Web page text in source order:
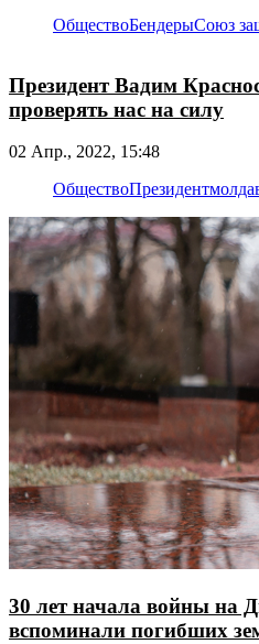
ОбществоБендерыСоюз
Президент Вадим
проверять нас на силу
02 Апр., 2022, 15:48
ОбществоПрезидент
30 лет начала войны на
вспоминали погибших